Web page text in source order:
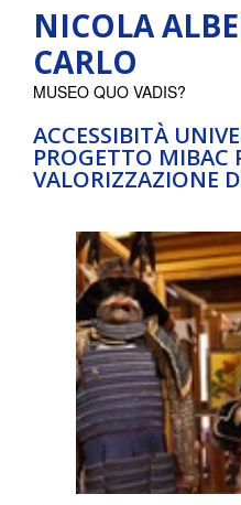
NICOLA
CARLO
ACCESSIBITÀ
PROGETTO MIBAC
VALORIZZAZIONE
MUSEO QUO VADIS?